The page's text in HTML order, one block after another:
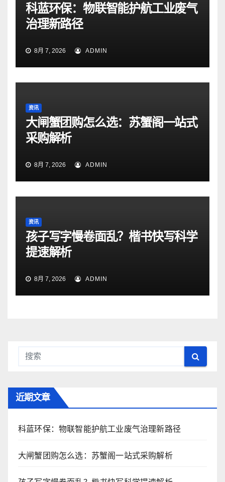
科蓝环保：物联智能护航工业废气
治理新路径
8月 7, 2026 ADMIN
资讯
大闸蟹团购怎么选：苏蟹阁一站式
采购解析
8月 7, 2026 ADMIN
资讯
孩子写字慢卷面乱？楷书快写科学
提速解析
8月 7, 2026 ADMIN
近期文章
科蓝环保：物联智能护航工业废气治理新路径
大闸蟹团购怎么选：苏蟹阁一站式采购解析